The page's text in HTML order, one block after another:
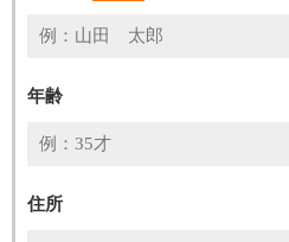
年齢
住所